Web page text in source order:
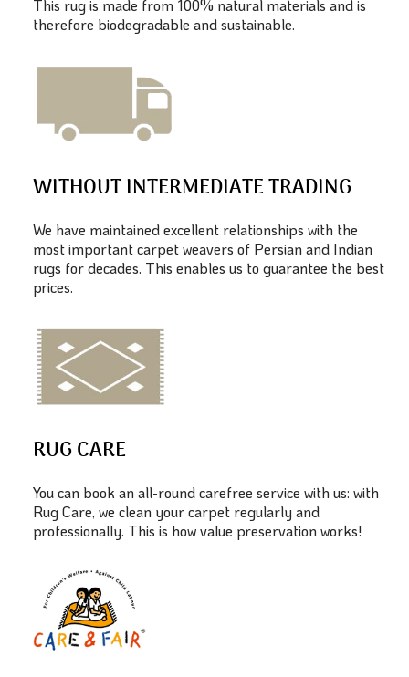
This rug is made from 100% natural materials and is
therefore biodegradable and sustainable.
WITHOUT INTERMEDIATE TRADING
We have maintained excellent relationships with the
most important carpet weavers of Persian and Indian
rugs for decades. This enables us to guarantee the best
prices.
RUG CARE
You can book an all-round carefree service with us: with
Rug Care, we clean your carpet regularly and
professionally. This is how value preservation works!